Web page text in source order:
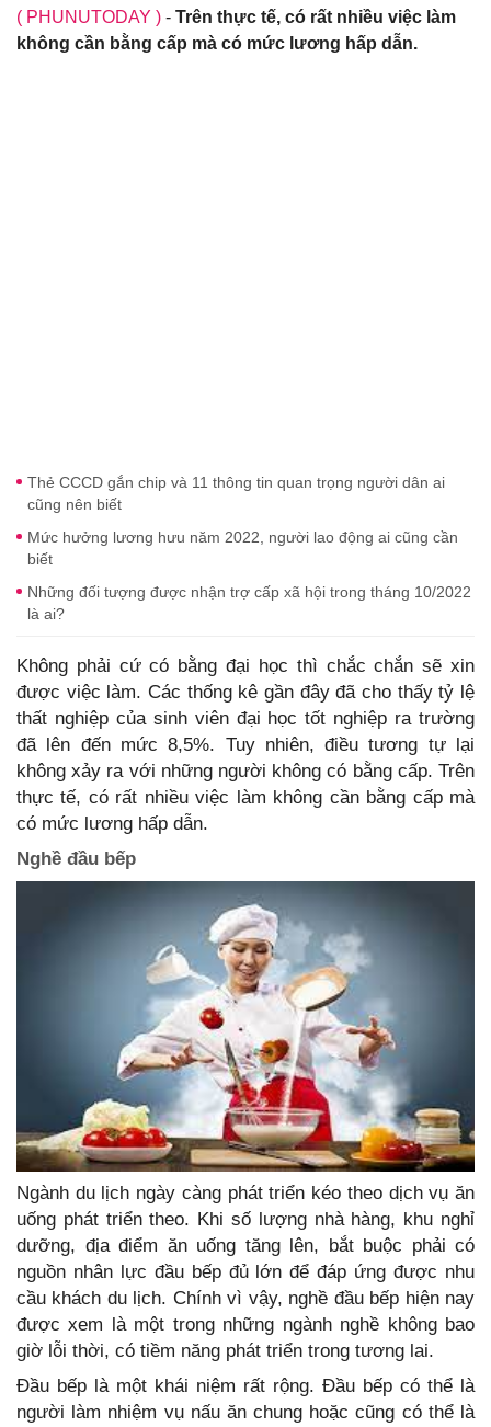
( PHUNUTODAY ) - Trên thực tế, có rất nhiều việc làm
không cần bằng cấp mà có mức lương hấp dẫn.
Thẻ CCCD gắn chip và 11 thông tin quan trọng người dân ai
cũng nên biết
Mức hưởng lương hưu năm 2022, người lao động ai cũng cần
biết
Những đối tượng được nhận trợ cấp xã hội trong tháng 10/2022
là ai?
Không phải cứ có bằng đại học thì chắc chắn sẽ xin
được việc làm. Các thống kê gần đây đã cho thấy tỷ lệ
thất nghiệp của sinh viên đại học tốt nghiệp ra trường
đã lên đến mức 8,5%. Tuy nhiên, điều tương tự lại
không xảy ra với những người không có bằng cấp. Trên
thực tế, có rất nhiều việc làm không cần bằng cấp mà
có mức lương hấp dẫn.
Nghề đầu bếp
Ngành du lịch ngày càng phát triển kéo theo dịch vụ ăn
uống phát triển theo. Khi số lượng nhà hàng, khu nghỉ
dưỡng, địa điểm ăn uống tăng lên, bắt buộc phải có
nguồn nhân lực đầu bếp đủ lớn để đáp ứng được nhu
cầu khách du lịch. Chính vì vậy, nghề đầu bếp hiện nay
được xem là một trong những ngành nghề không bao
giờ lỗi thời, có tiềm năng phát triển trong tương lai.
Đầu bếp là một khái niệm rất rộng. Đầu bếp có thể là
người làm nhiệm vụ nấu ăn chung hoặc cũng có thể là